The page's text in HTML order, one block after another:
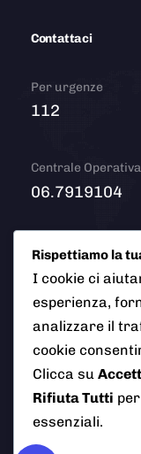
Contattaci
Per urgenze
112
Centrale Operativa
06.7919104
Email
© 2026 Polizia
Rispettiamo la
I cookie ci
esperienza,
analizzare il
cookie
Clicca su
Rifiuta Tutti
essenziali.